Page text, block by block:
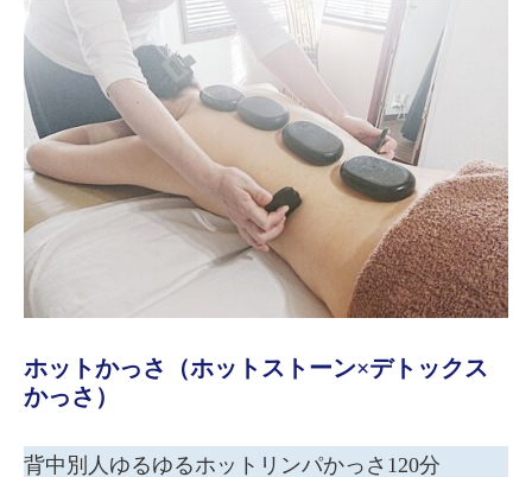
ホットかっさ（ホットストーン×デトックス
かっさ）
背中別人ゆるゆるホットリンパかっさ120分